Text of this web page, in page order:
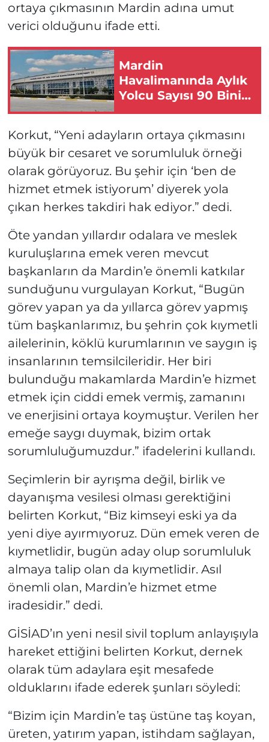
ortaya çıkmasının Mardin adına umut
verici olduğunu ifade etti.
Mardin
Havalimanında Aylık
Yolcu Sayısı 90 Bini
Aştı!
Korkut, “Yeni adayların ortaya çıkmasını
büyük bir cesaret ve sorumluluk örneği
olarak görüyoruz. Bu şehir için ‘ben de
hizmet etmek istiyorum’ diyerek yola
çıkan herkes takdiri hak ediyor.” dedi.
Öte yandan yıllardır odalara ve meslek
kuruluşlarına emek veren mevcut
başkanların da Mardin’e önemli katkılar
sunduğunu vurgulayan Korkut, “Bugün
görev yapan ya da yıllarca görev yapmış
tüm başkanlarımız, bu şehrin çok kıymetli
ailelerinin, köklü kurumlarının ve saygın iş
insanlarının temsilcileridir. Her biri
bulunduğu makamlarda Mardin’e hizmet
etmek için ciddi emek vermiş, zamanını
ve enerjisini ortaya koymuştur. Verilen her
emeğe saygı duymak, bizim ortak
sorumluluğumuzdur.” ifadelerini kullandı.
Seçimlerin bir ayrışma değil, birlik ve
dayanışma vesilesi olması gerektiğini
belirten Korkut, “Biz kimseyi eski ya da
yeni diye ayırmıyoruz. Dün emek veren de
kıymetlidir, bugün aday olup sorumluluk
almaya talip olan da kıymetlidir. Asıl
önemli olan, Mardin’e hizmet etme
iradesidir.” dedi.
GİSİAD’ın yeni nesil sivil toplum anlayışıyla
hareket ettiğini belirten Korkut, dernek
olarak tüm adaylara eşit mesafede
olduklarını ifade ederek şunları söyledi:
“Bizim için Mardin’e taş üstüne taş koyan,
üreten, yatırım yapan, istihdam sağlayan,